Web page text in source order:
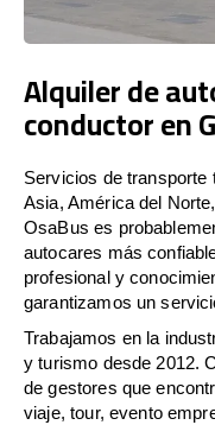
Alquiler de
conductor en
Servicios de transporte
Asia, América del
OsaBus es
autocares más
profesional y
garantizamos un
Trabajamos en la
y turismo desde 2012.
de gestores que
viaje, tour, evento